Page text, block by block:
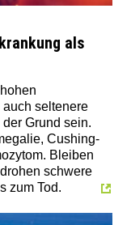
als
seltenere
Grund sein.
Cushing-
Bleiben
schwere
zum Tod.